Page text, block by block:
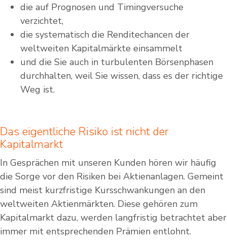
die auf Prognosen und Timingversuche
verzichtet,
die systematisch die Renditechancen der
weltweiten Kapitalmärkte einsammelt
und die Sie auch in turbulenten Börsenphasen
durchhalten, weil Sie wissen, dass es der richtige
Weg ist.
Das eigentliche Risiko ist nicht der
Kapitalmarkt
In Gesprächen mit unseren Kunden hören wir häufig
die Sorge vor den Risiken bei Aktienanlagen. Gemeint
sind meist kurzfristige Kursschwankungen an den
weltweiten Aktienmärkten. Diese gehören zum
Kapitalmarkt dazu, werden langfristig betrachtet aber
immer mit entsprechenden Prämien entlohnt.